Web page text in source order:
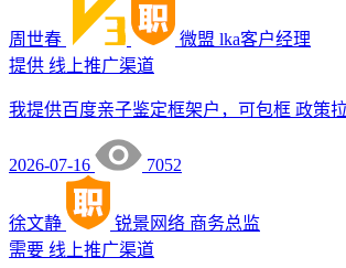
周世春 微盟 lka客户经理
提供 线上推广渠道
我提供百度亲子鉴定框架户，可包框 政策
2026-07-16 7052
徐文静 锐景网络 商务总监
需要 线上推广渠道